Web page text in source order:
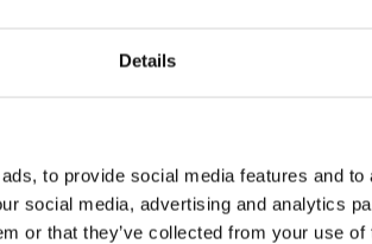
Details
to provide social media features and
social media, advertising and analytics
or that they’ve collected from your use
Newsletter
Želite biti na tekočem z